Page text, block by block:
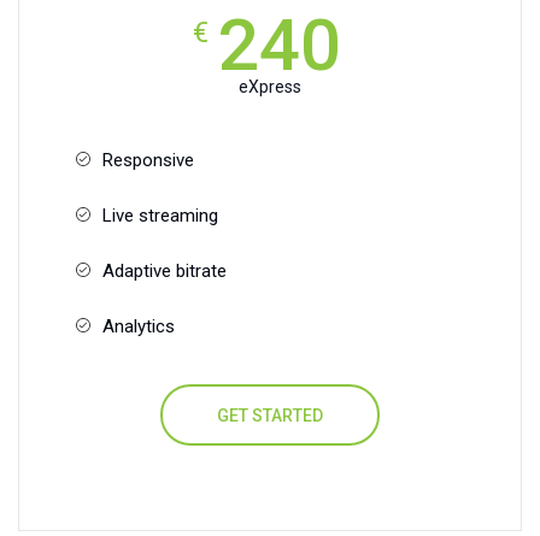
€ 240
eXpress
Responsive
Live streaming
Adaptive bitrate
Analytics
GET STARTED